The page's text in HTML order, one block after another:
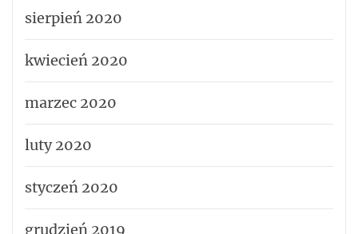
sierpień 2020
kwiecień 2020
marzec 2020
luty 2020
styczeń 2020
grudzień 2019